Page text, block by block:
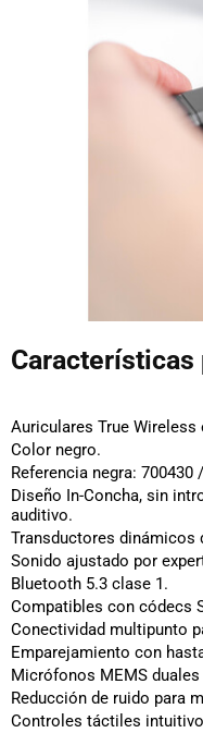
Auriculares True
Color negro.
Referencia negra: 700430
Diseño In-Concha, sin
auditivo.
Transductores dinámicos
Sonido ajustado por
Bluetooth 5.3 clase 1.
Compatibles con códecs
Conectividad multipunto
Emparejamiento con
Micrófonos MEMS
Reducción de ruido para
Controles táctiles